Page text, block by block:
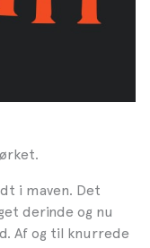
i maven. Det
derinde og nu
Af og til knurrede